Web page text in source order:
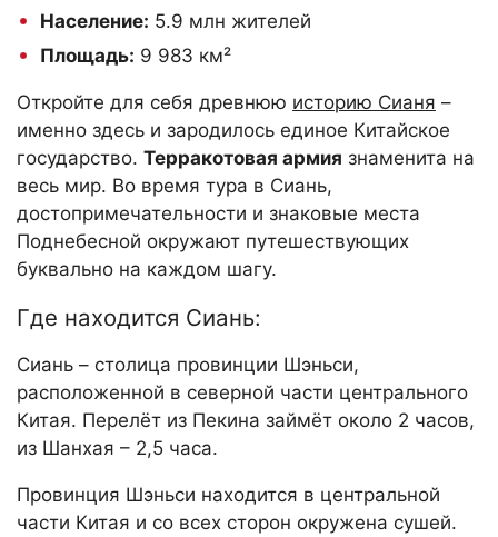
Население: 5.9 млн жителей
Площадь: 9 983 км²
Откройте для себя древнюю историю Сианя –
именно здесь и зародилось единое Китайское
государство. Терракотовая армия знаменита на
весь мир. Во время тура в Сиань,
достопримечательности и знаковые места
Поднебесной окружают путешествующих
буквально на каждом шагу.
Где находится Сиань:
Сиань – столица провинции Шэньси,
расположенной в северной части центрального
Китая. Перелёт из Пекина займёт около 2 часов,
из Шанхая – 2,5 часа.
Провинция Шэньси находится в центральной
части Китая и со всех сторон окружена сушей.